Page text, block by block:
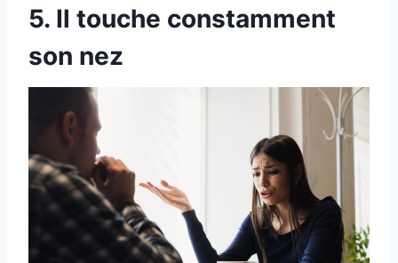
5. Il touche constamment
son nez